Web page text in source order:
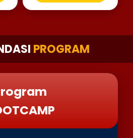
PROGRAM